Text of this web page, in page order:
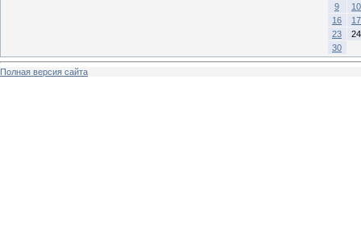
9
10
16
17
23
24
30
Полная версия сайта